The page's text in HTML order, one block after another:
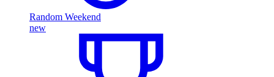
Random Weekend
new